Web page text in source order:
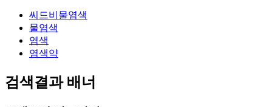
씨드비물염색
물염색
염색
염색약
검색결과 배너